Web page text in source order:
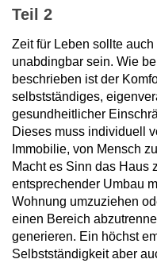
Teil 2
Zeit für Leben sollte
unabdingbar sein. Wie
beschrieben ist der
selbstständiges,
gesundheitlicher
Dieses muss individuell
Immobilie, von Mensch
Macht es Sinn das Haus
entsprechender Umbau
Wohnung umzuziehen
einen Bereich
generieren. Ein höchst
Selbstständigkeit aber